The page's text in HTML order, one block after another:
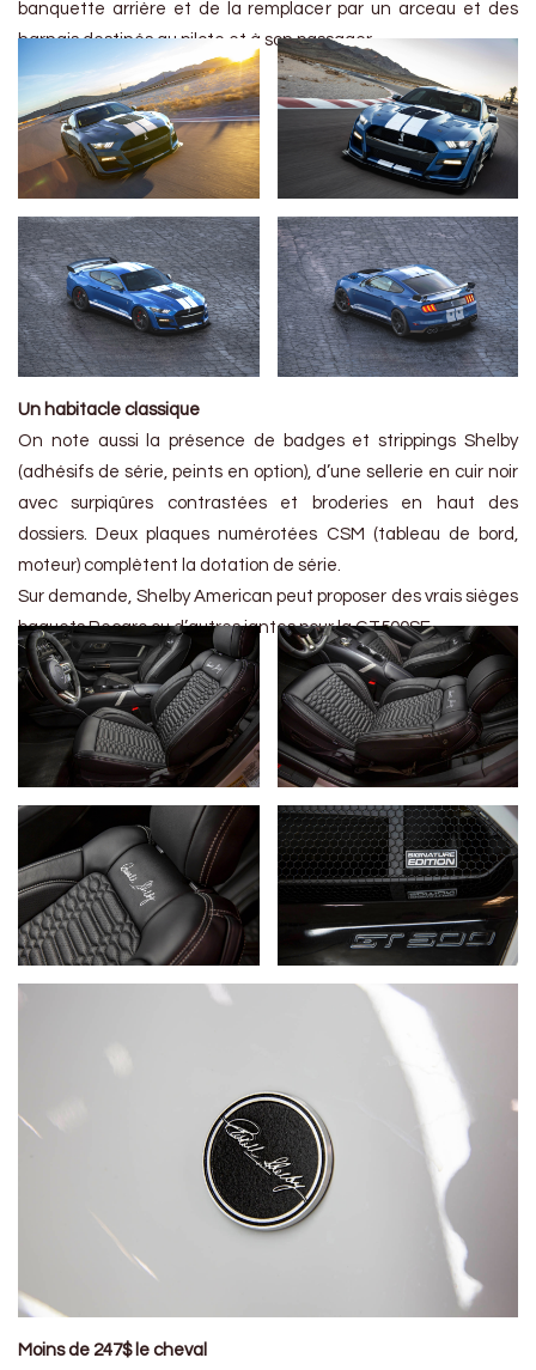
banquette arrière et de la remplacer par un arceau et des
harnais destinés au pilote et à son passager.
Un habitacle classique
On note aussi la présence de badges et strippings Shelby
(adhésifs de série, peints en option), d’une sellerie en cuir noir
avec surpiqûres contrastées et broderies en haut des
dossiers. Deux plaques numérotées CSM (tableau de bord,
moteur) complètent la dotation de série.
Sur demande, Shelby American peut proposer des vrais sièges
baquets Recaro ou d’autres jantes pour la GT500SE.
Moins de 247$ le cheval